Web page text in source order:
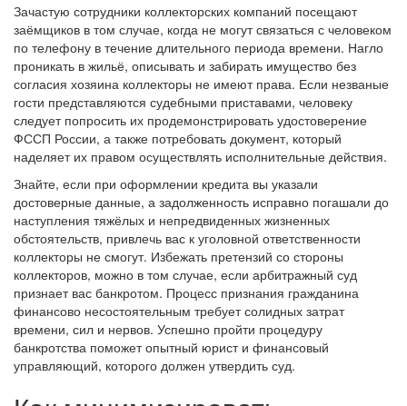
Зачастую сотрудники коллекторских компаний посещают
заёмщиков в том случае, когда не могут связаться с человеком
по телефону в течение длительного периода времени. Нагло
проникать в жильё, описывать и забирать имущество без
согласия хозяина коллекторы не имеют права. Если незваные
гости представляются судебными приставами, человеку
следует попросить их продемонстрировать удостоверение
ФССП России, а также потребовать документ, который
наделяет их правом осуществлять исполнительные действия.
Знайте, если при оформлении кредита вы указали
достоверные данные, а задолженность исправно погашали до
наступления тяжёлых и непредвиденных жизненных
обстоятельств, привлечь вас к уголовной ответственности
коллекторы не смогут. Избежать претензий со стороны
коллекторов, можно в том случае, если арбитражный суд
признает вас банкротом. Процесс признания гражданина
финансово несостоятельным требует солидных затрат
времени, сил и нервов. Успешно пройти процедуру
банкротства поможет опытный юрист и финансовый
управляющий, которого должен утвердить суд.